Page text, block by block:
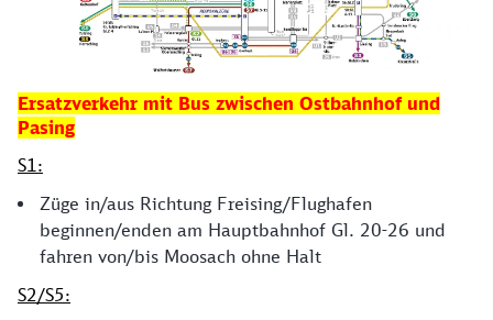
Ersatzverkehr mit Bus zwischen Ostbahnhof und
Pasing
S1:
Züge in/aus Richtung Freising/Flughafen
beginnen/enden am Hauptbahnhof Gl. 20-26 und
fahren von/bis Moosach ohne Halt
S2/S5: